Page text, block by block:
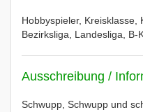
Hobbyspieler, Kreisklasse,
Bezirksliga, Landesliga, B-
Ausschreibung /
Schwupp, Schwupp und